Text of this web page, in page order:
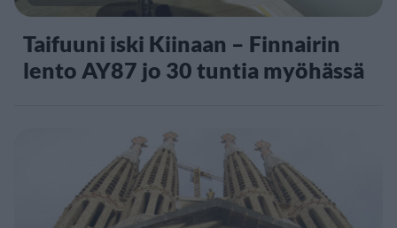
Taifuuni iski Kiinaan – Finnairin
lento AY87 jo 30 tuntia myöhässä